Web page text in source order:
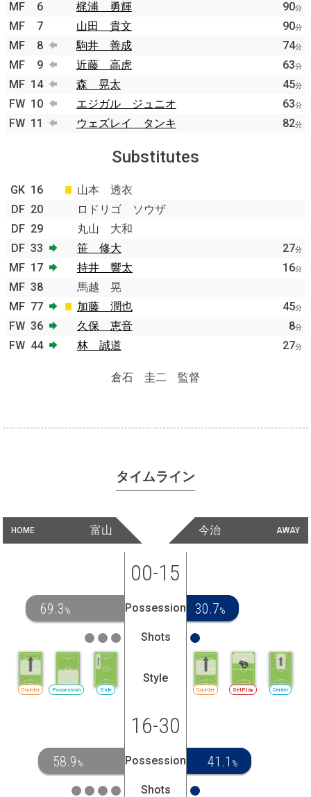
MF 6 梶浦 勇輝 90分
MF 7 山田 貴文 90分
MF 8 駒井 善成 74分
MF 9 近藤 高虎 63分
MF 14 森 晃太 45分
FW 10 エジガル ジュニオ 63分
FW 11 ウェズレイ タンキ 82分
Substitutes
GK 16
山本 透衣
DF 20
ロドリゴ ソウザ
DF 29
丸山 大和
DF 33 笹 修大 27分
MF 17 持井 響太 16分
MF 38
馬越 晃
MF 77 加藤 潤也 45分
FW 36 久保 恵音 8分
FW 44 林 誠道 27分
倉石 圭二 監督
タイムライン
HOME 富山 AWAY
今治
00-15
69.3 % Possession 30.7%
Shots
Side
Possession
Counter
Style
Counter SetPlay Center
16-30
58.9 % Possession 41.1 %
Shots